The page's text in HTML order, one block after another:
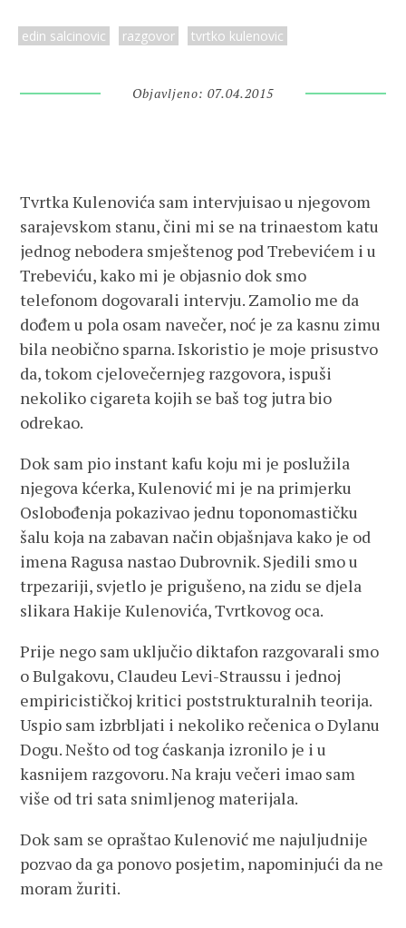
edin salcinovic razgovor tvrtko kulenovic
Objavljeno: 07.04.2015
Tvrtka Kulenovića sam intervjuisao u njegovom
sarajevskom stanu, čini mi se na trinaestom katu
jednog nebodera smještenog pod Trebevićem i u
Trebeviću, kako mi je objasnio dok smo
telefonom dogovarali intervju. Zamolio me da
dođem u pola osam navečer, noć je za kasnu zimu
bila neobično sparna. Iskoristio je moje prisustvo
da, tokom cjelovečernjeg razgovora, ispuši
nekoliko cigareta kojih se baš tog jutra bio
odrekao.
Dok sam pio instant kafu koju mi je poslužila
njegova kćerka, Kulenović mi je na primjerku
Oslobođenja pokazivao jednu toponomastičku
šalu koja na zabavan način objašnjava kako je od
imena Ragusa nastao Dubrovnik. Sjedili smo u
trpezariji, svjetlo je prigušeno, na zidu se djela
slikara Hakije Kulenovića, Tvrtkovog oca.
Prije nego sam uključio diktafon razgovarali smo
o Bulgakovu, Claudeu Levi-Straussu i jednoj
empiricističkoj kritici poststrukturalnih teorija.
Uspio sam izbrbljati i nekoliko rečenica o Dylanu
Dogu. Nešto od tog ćaskanja izronilo je i u
kasnijem razgovoru. Na kraju večeri imao sam
više od tri sata snimljenog materijala.
Dok sam se opraštao Kulenović me najuljudnije
pozvao da ga ponovo posjetim, napominjući da ne
moram žuriti.